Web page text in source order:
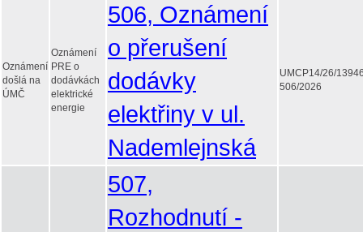
Oznámení
došlá na
ÚMČ
Oznámení
PRE o
dodávkách
elektrické
energie
506, Oznámení
o přerušení
dodávky
elektřiny v ul.
Nademlejnská
UMCP14/26/
506/2026
507,
Rozhodnutí -